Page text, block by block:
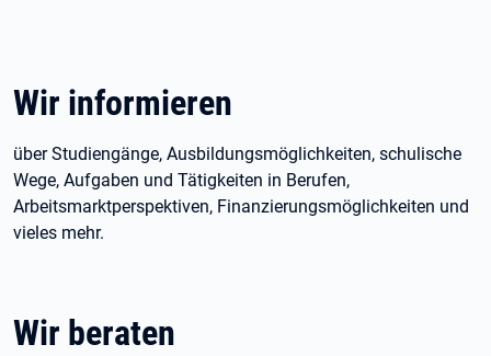
Wir informieren
über Studiengänge, Ausbildungsmöglichkeiten, schulische
Wege, Aufgaben und Tätigkeiten in Berufen,
Arbeitsmarktperspektiven, Finanzierungsmöglichkeiten und
vieles mehr.
Wir beraten